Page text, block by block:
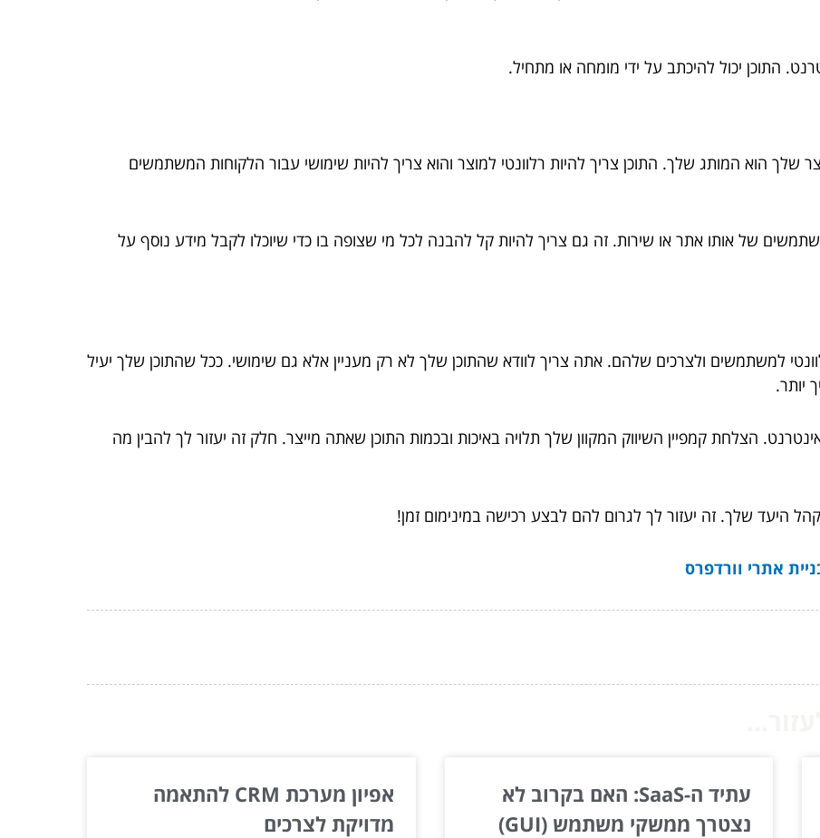
התוכן יכול להיכתב על ידי מומחה או מתחיל.
שלך הוא המותג שלך. התוכן צריך להיות רלוונטי למוצר והוא צריך להיות שימושי עבור הלקוחות המשתמשים
של אותו אתר או שירות. זה גם צריך להיות קל להבנה לכל מי שצופה בו כדי שיוכלו לקבל מידע נוסף על
למשתמשים ולצרכים שלהם. אתה צריך לוודא שהתוכן שלך לא רק מעניין אלא גם שימושי. ככל שהתוכן שלך יעיל
יותר.
הצלחת קמפיין השיווק המקוון שלך תלויה באיכות ובכמות התוכן שאתה מייצר. חלק זה יעזור לך להבין מה
היעד שלך. זה יעזור לך לגרום להם לבצע רכישה במינימום זמן!
אתרי וורדפרס
עתיד ה-SaaS: האם בקרוב לא
נצטרך ממשקי משתמש (GUI)
אפיון מערכת CRM להתאמה
מדויקת לצרכים